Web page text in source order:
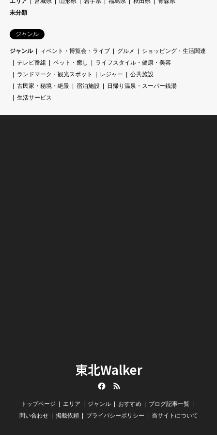
未分類
ジャンル
ジャンル ィベント・博覧会・ライブ グルメ
ショッピング・生活関連
テレビ番組
ペット・癒し
ライフスタイル・健康・美容
ランドマーク・観光スポット
レジャー
公共施設
古民家・秘境・絶景
宿泊施設
日帰り温泉・スーパー銭湯
生活サービス
東北Walker
トップページ エリア ジャンル おすすめ
ブログ記事一覧
問い合わせ
掲載依頼 プライバシーポリシー 当サイトについて